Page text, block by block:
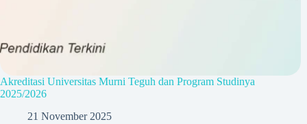
Akreditasi Universitas Murni Teguh dan Program Studinya
2025/2026
21 November 2025